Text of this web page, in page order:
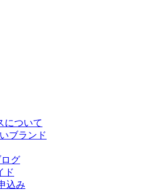
について
ブランド
グ
ド
込み